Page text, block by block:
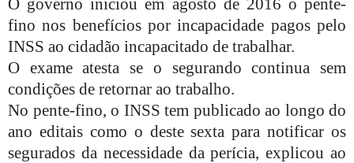
fino nos benefícios por incapacidade pagos pelo
INSS ao cidadão incapacitado de trabalhar.
O exame atesta se o segurando continua sem
condições de retornar ao trabalho.
No pente-fino, o INSS tem publicado ao longo do
ano editais como o deste sexta para notificar os
segurados da necessidade da perícia, explicou ao